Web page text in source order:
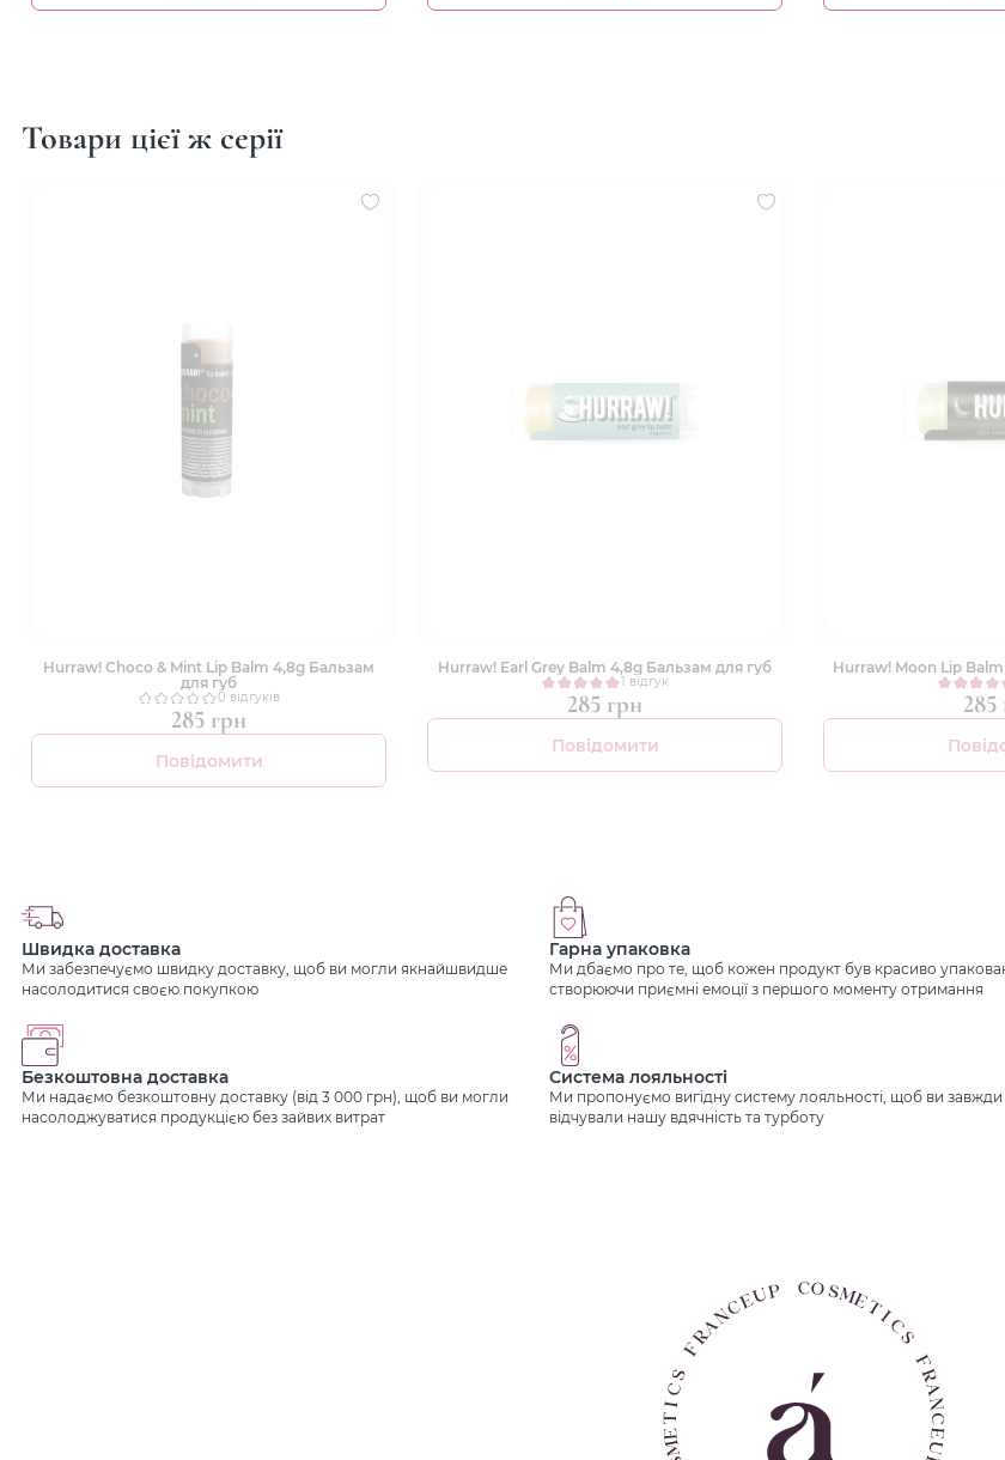
Товари цієї ж серії
Hurraw! Choco & Mint Lip Balm 4,8g Бальзам
для губ
0 відгуків
285 грн
Повідомити
Hurraw! Earl Grey Balm 4,8g Бальзам для губ
1 відгук
285 грн
Повідомити
Hurraw! Moon Lip
285
Швидка доставка
Ми забезпечуємо швидку доставку, щоб ви могли якнайшвидше
насолодитися своєю покупкою
Гарна упаковка
Ми дбаємо про те, щоб кожен продукт був красиво
створюючи приємні емоції з першого моменту отримання
Безкоштовна доставка
Ми надаємо безкоштовну доставку (від 3 000 грн), щоб ви могли
насолоджуватися продукцією без зайвих витрат
Система лояльності
Ми пропонуємо вигідну систему лояльності, щоб ви завжди
відчували нашу вдячність та турботу